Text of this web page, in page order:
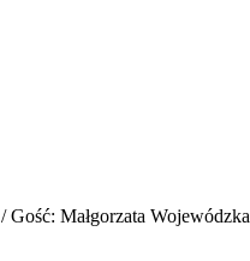
Gość: Małgorzata Wojewódzka